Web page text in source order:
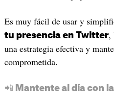
Es muy fácil de usar y
tu presencia en Twitter,
una estrategia efectiva y
comprometida.
📲 Mantente al día con